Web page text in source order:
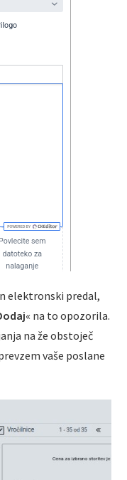
elektronski predal,
« na to opozorila.
na že obstoječ
vaše poslane